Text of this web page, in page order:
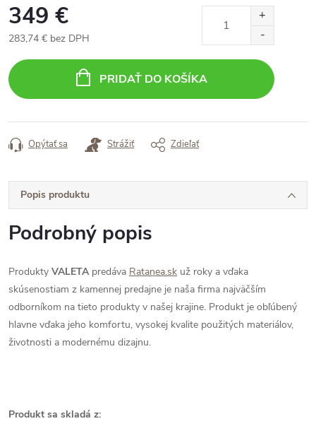
349 €
283,74 € bez DPH
cena:
PRIDAŤ DO KOŠÍKA
Opýtať sa Strážiť Zdieľať
Popis produktu
Podrobný popis
Produkty VALETA predáva Ratanea.sk už roky a vďaka
skúsenostiam z kamennej predajne je naša firma najväčším
odborníkom na tieto produkty v našej krajine. Produkt je obľúbený
hlavne vďaka jeho komfortu, vysokej kvalite použitých materiálov,
životnosti a modernému dizajnu.
Produkt sa skladá z: